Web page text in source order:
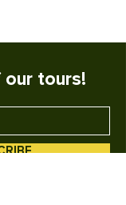
tours!